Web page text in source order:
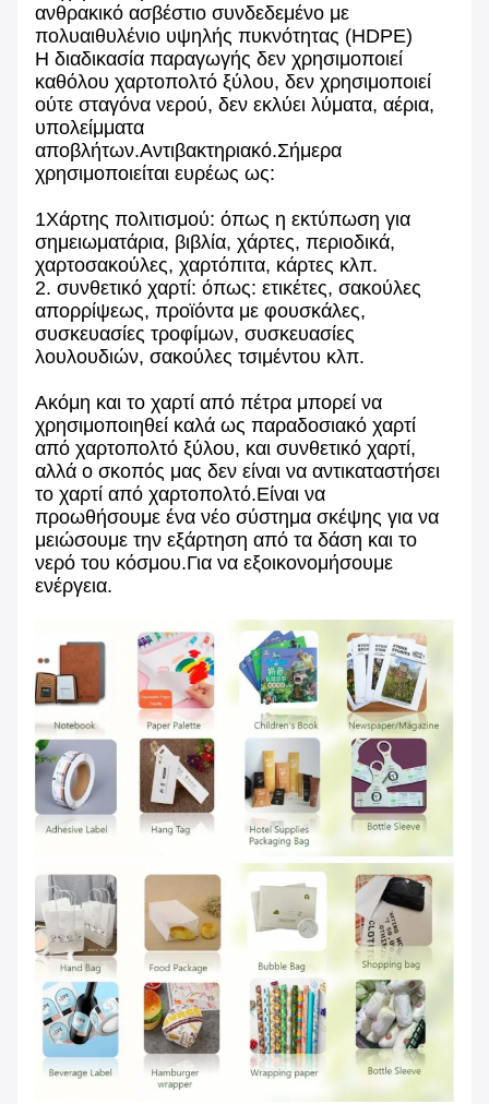
ανθρακικό ασβέστιο συνδεδεμένο με
πολυαιθυλένιο υψηλής πυκνότητας (HDPE)
Η διαδικασία παραγωγής δεν χρησιμοποιεί
καθόλου χαρτοπολτό ξύλου, δεν χρησιμοποιεί
ούτε σταγόνα νερού, δεν εκλύει λύματα, αέρια,
υπολείμματα
αποβλήτων.Αντιβακτηριακό.Σήμερα
χρησιμοποιείται ευρέως ως:
1Χάρτης πολιτισμού: όπως η εκτύπωση για
σημειωματάρια, βιβλία, χάρτες, περιοδικά,
χαρτοσακούλες, χαρτόπιτα, κάρτες κλπ.
2. συνθετικό χαρτί: όπως: ετικέτες, σακούλες
απορρίψεως, προϊόντα με φουσκάλες,
συσκευασίες τροφίμων, συσκευασίες
λουλουδιών, σακούλες τσιμέντου κλπ.
Ακόμη και το χαρτί από πέτρα μπορεί να
χρησιμοποιηθεί καλά ως παραδοσιακό χαρτί
από χαρτοπολτό ξύλου, και συνθετικό χαρτί,
αλλά ο σκοπός μας δεν είναι να αντικαταστήσει
το χαρτί από χαρτοπολτό.Είναι να
προωθήσουμε ένα νέο σύστημα σκέψης για να
μειώσουμε την εξάρτηση από τα δάση και το
νερό του κόσμου.Για να εξοικονομήσουμε
ενέργεια.